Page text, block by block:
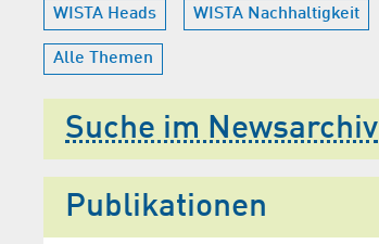
WISTA Heads WISTA Nachhaltigkeit
Alle Themen
Suche im Newsarchiv
Publikationen